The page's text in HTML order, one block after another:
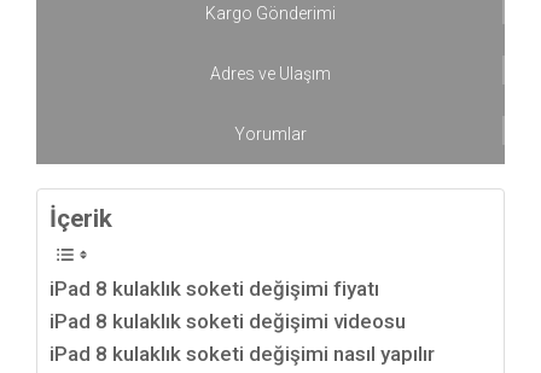
Kargo Gönderimi
Adres ve Ulaşım
Yorumlar
İçerik
iPad 8 kulaklık soketi değişimi fiyatı
iPad 8 kulaklık soketi değişimi videosu
iPad 8 kulaklık soketi değişimi nasıl yapılır